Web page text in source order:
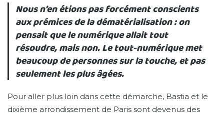
Nous n’en étions pas forcément conscients
aux prémices de la dématérialisation : on
pensait que le numérique allait tout
résoudre, mais non. Le tout-numérique met
beaucoup de personnes sur la touche, et pas
seulement les plus âgées.
Pour aller plus loin dans cette démarche, Bastia et le
dixième arrondissement de Paris sont devenus des